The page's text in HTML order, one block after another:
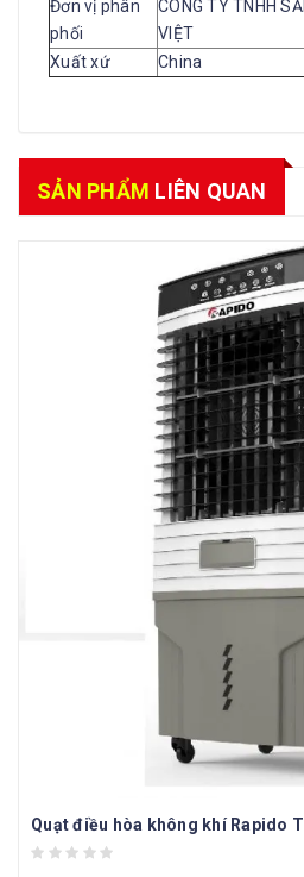
Đơn vị phân
phối
CÔNG TY TNHH
VIỆT
Xuất xứ
China
SẢN PHẨM LIÊN QUAN